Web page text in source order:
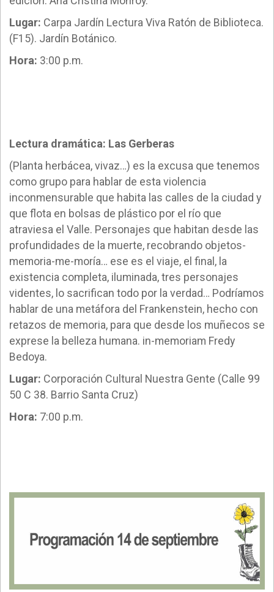
Lugar: Carpa Jardín Lectura Viva Ratón de Biblioteca.
(F15). Jardín Botánico.
Hora: 3:00 p.m.
Lectura dramática: Las Gerberas
(Planta herbácea, vivaz…) es la excusa que tenemos
como grupo para hablar de esta violencia
inconmensurable que habita las calles de la ciudad y
que flota en bolsas de plástico por el río que
atraviesa el Valle. Personajes que habitan desde las
profundidades de la muerte, recobrando objetos-
memoria-me-moría… ese es el viaje, el final, la
existencia completa, iluminada, tres personajes
videntes, lo sacrifican todo por la verdad… Podríamos
hablar de una metáfora del Frankenstein, hecho con
retazos de memoria, para que desde los muñecos se
exprese la belleza humana. in-memoriam Fredy
Bedoya.
Lugar: Corporación Cultural Nuestra Gente (Calle 99
50 C 38. Barrio Santa Cruz)
Hora: 7:00 p.m.